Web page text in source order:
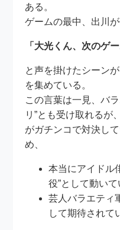
ある。
ゲームの最中、出川
「大光くん、次のゲ
と声を掛けたシーン
を集めている。
この言葉は一見、バラ
リ”とも受け取れるが
がガチンコで対決し
め、
本当にアイドル
役”として動い
芸人バラエティ
して期待されて